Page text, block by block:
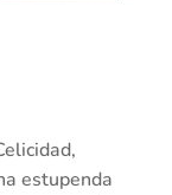
estupenda